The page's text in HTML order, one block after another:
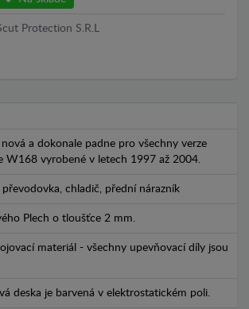
Protection S.R.L
a dokonale padne pro všechny verze
W168 vyrobené v letech 1997 až 2004.
chladič, přední nárazník
Plech o tloušťce 2 mm.
materiál - všechny upevňovací díly jsou
deska je barvená v elektrostatickém poli.